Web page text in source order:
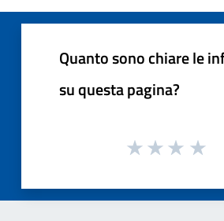
Quanto sono chiare le
su questa pagina?